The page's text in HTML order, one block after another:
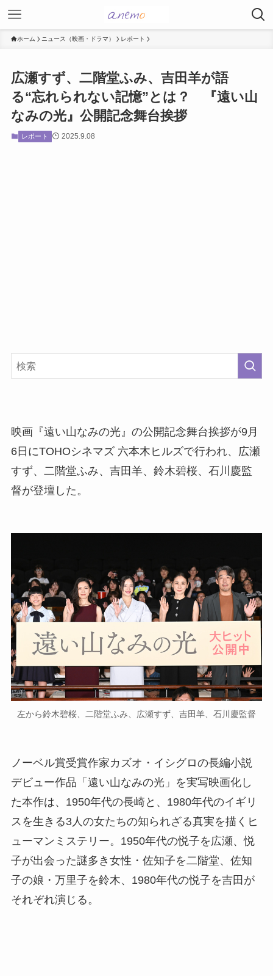
ホーム ニュース（映画・ドラマ） レポート
広瀬すず、二階堂ふみ、吉田羊が語
る“忘れられない記憶”とは？ 『遠い山
なみの光』公開記念舞台挨拶
レポート 2025.9.08
映画『遠い山なみの光』の公開記念舞台挨拶が9月
6日にTOHOシネマズ 六本木ヒルズで行われ、広瀬
すず、二階堂ふみ、吉田羊、鈴木碧桜、石川慶監
督が登壇した。
左から鈴木碧桜、二階堂ふみ、広瀬すず、吉田羊、石川慶監督
ノーベル賞受賞作家カズオ・イシグロの長編小説
デビュー作品「遠い山なみの光」を実写映画化し
た本作は、1950年代の長崎と、1980年代のイギリ
スを生きる3人の女たちの知られざる真実を描くヒ
ューマンミステリー。1950年代の悦子を広瀬、悦
子が出会った謎多き女性・佐知子を二階堂、佐知
子の娘・万里子を鈴木、1980年代の悦子を吉田が
それぞれ演じる。